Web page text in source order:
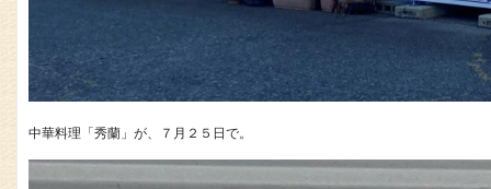
中華料理「秀蘭」が、７月２５日で。